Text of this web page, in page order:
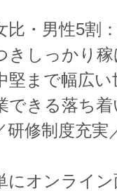
比・男性5割
きしっかり稼
堅まで幅広
できる落ち
研修制度充実
にオンライン